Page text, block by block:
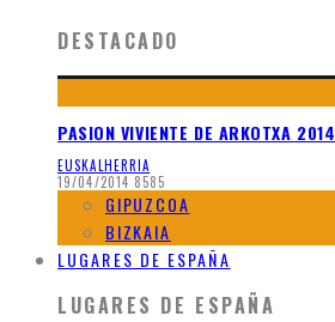
DESTACADO
PASION VIVIENTE DE ARKOTXA 2014
EUSKALHERRIA
19/04/2014 8585
GIPUZCOA
BIZKAIA
LUGARES DE ESPAÑA
LUGARES DE ESPAÑA